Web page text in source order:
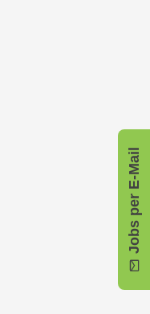
Jobs per E-Mail